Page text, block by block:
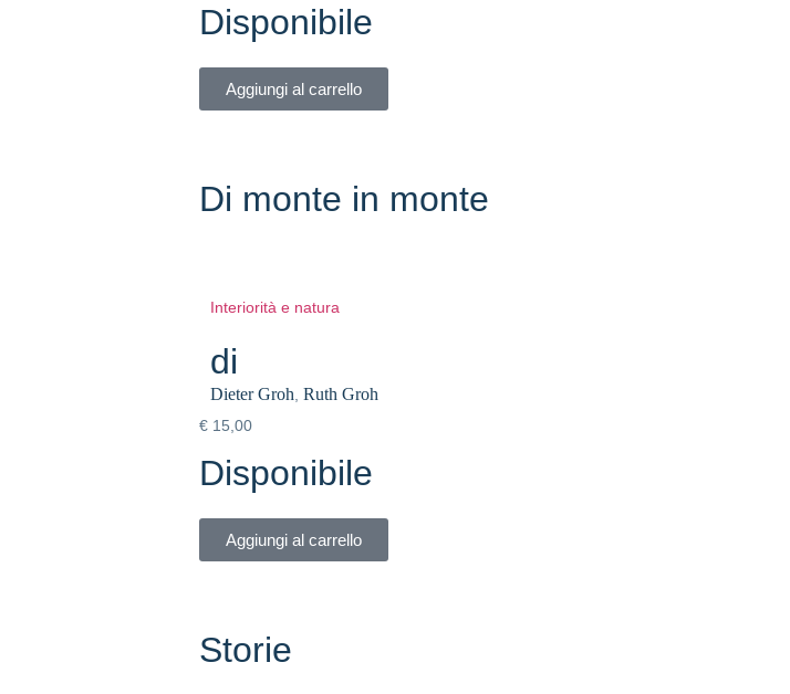
Disponibile
Aggiungi al carrello
Di monte in monte
Interiorità e natura
di
Dieter Groh Ruth Groh
€ 15,00
Disponibile
Aggiungi al carrello
Storie